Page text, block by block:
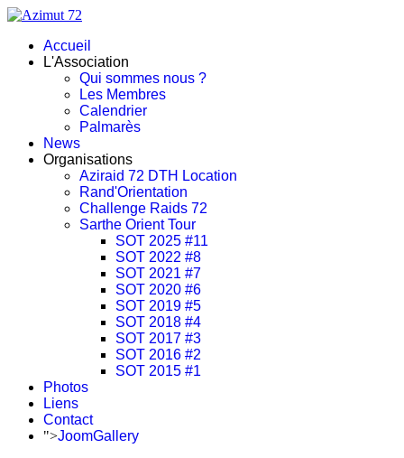
Accueil
L'Association
Qui sommes nous ?
Les Membres
Calendrier
Palmarès
News
Organisations
Aziraid 72 DTH Location
Rand'Orientation
Challenge Raids 72
Sarthe Orient Tour
SOT 2025 #11
SOT 2022 #8
SOT 2021 #7
SOT 2020 #6
SOT 2019 #5
SOT 2018 #4
SOT 2017 #3
SOT 2016 #2
SOT 2015 #1
Photos
Liens
Contact
">JoomGallery